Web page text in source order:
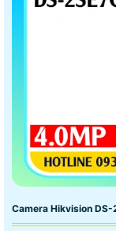
Camera Hikvision DS-